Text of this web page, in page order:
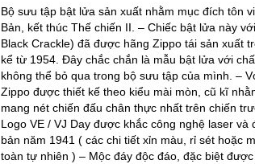
Bộ sưu tập bật lửa sản xuất nhằm mục đích tôn
Bản, kết thúc Thế chiến II. – Chiếc bật lửa này
Black Crackle) đã được hãng Zippo tái sản xuất
kể từ 1954. Đây chắc chắn là mẫu bật lửa với
không thể bỏ qua trong bộ sưu tập của mình. –
Zippo được thiết kế theo kiểu mài mòn, cũ kĩ
mang nét chiến đấu chân thực nhất trên chiến
Logo VE / VJ Day được khắc công nghệ laser
bản năm 1941 ( các chi tiết xỉn màu, rỉ sét hoặc
toàn tự nhiên ) – Mộc đáy độc đáo, đặc biệt